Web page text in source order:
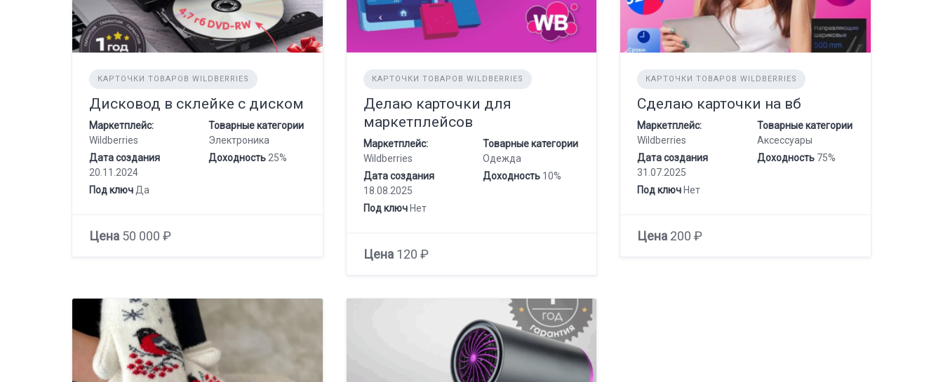
КАРТОЧКИ ТОВАРОВ WILDBERRIES
Дисковод в склейке с диском
Маркетплейс:
Wildberries
Товарные категории
Электроника
Дата создания
20.11.2024
Доходность25%
Под ключДа
Цена 50 000 ₽
КАРТОЧКИ ТОВАРОВ WILDBERRIES
Делаю карточки для
маркетплейсов
Маркетплейс:
Wildberries
Товарные категории
Одежда
Дата создания
18.08.2025
Доходность10%
Под ключНет
Цена120 ₽
КАРТОЧКИ ТОВАРОВ WILDBERRIES
Сделаю карточки на вб
Маркетплейс:
Wildberries
Товарные категории
Аксессуары
Дата создания
31.07.2025
Доходность75%
Под ключ Нет
Цена 200 ₽